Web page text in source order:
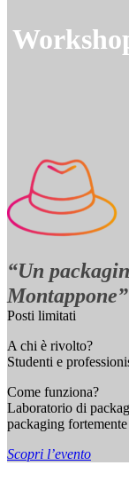
“Un
Montappone”
Posti limitati
A chi è rivolto?
Studenti e
Come funziona?
Laboratorio di
packaging
Scopri l’evento